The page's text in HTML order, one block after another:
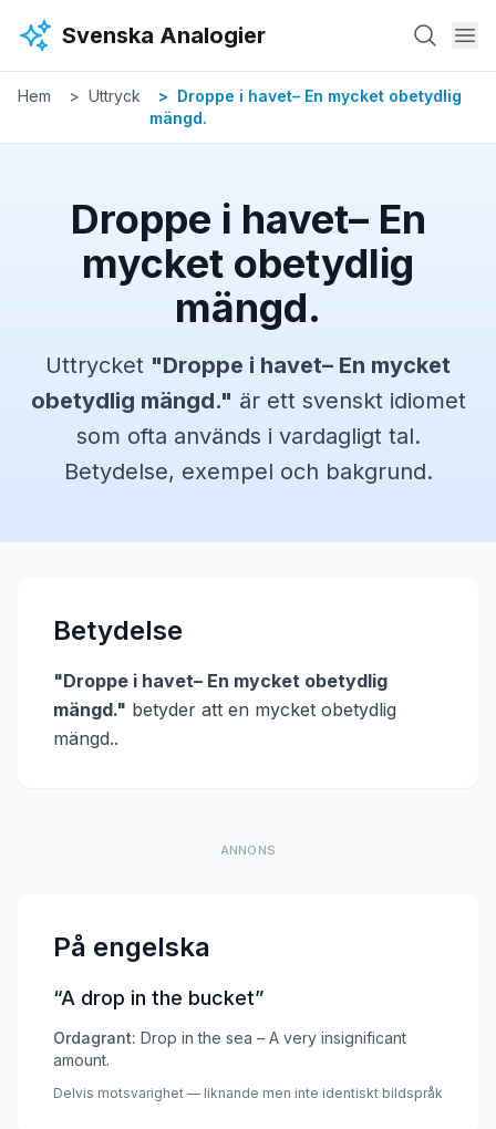
Svenska Analogier
Hem Uttryck
Droppe i havet– En mycket obetydlig
mängd.
Droppe i havet– En
mycket obetydlig
mängd.
Uttrycket "Droppe i havet– En mycket
obetydlig mängd." är ett svenskt idiomet
som ofta används i vardagligt tal.
Betydelse, exempel och bakgrund.
Betydelse
"Droppe i havet– En mycket obetydlig
mängd." betyder att en mycket obetydlig
mängd..
ANNONS
På engelska
“A drop in the bucket”
Ordagrant: Drop in the sea – A very insignificant
amount.
Delvis motsvarighet — liknande men inte identiskt bildspråk